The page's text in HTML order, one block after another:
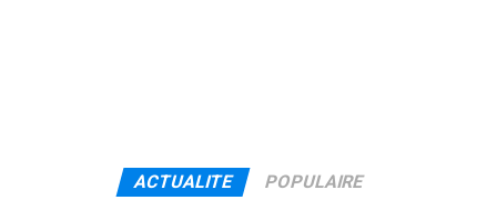
ACTUALITE POPULAIRE